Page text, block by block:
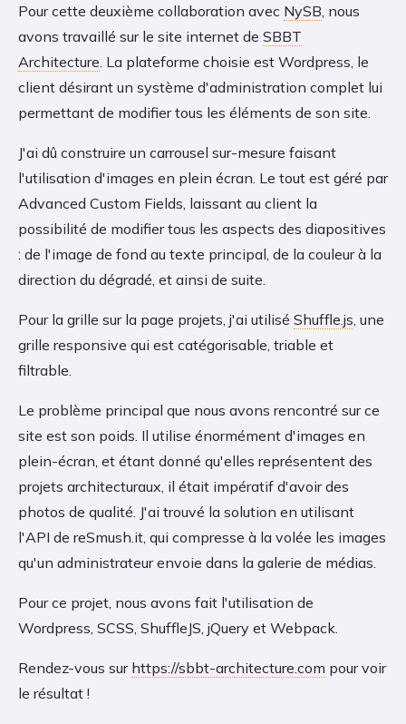
Pour cette deuxième collaboration avec NySB , nous
avons travaillé sur le site internet de SBBT
Architecture . La plateforme choisie est Wordpress, le
client désirant un système d'administration complet lui
permettant de modifier tous les éléments de son site.
J'ai dû construire un carrousel sur-mesure faisant
l'utilisation d'images en plein écran. Le tout est géré par
Advanced Custom Fields, laissant au client la
possibilité de modifier tous les aspects des diapositives
: de l'image de fond au texte principal, de la couleur à la
direction du dégradé, et ainsi de suite.
Pour la grille sur la page projets, j'ai utilisé Shuffle.js , une
grille responsive qui est catégorisable, triable et
filtrable.
Le problème principal que nous avons rencontré sur ce
site est son poids. Il utilise énormément d'images en
plein-écran, et étant donné qu'elles représentent des
projets architecturaux, il était impératif d'avoir des
photos de qualité. J'ai trouvé la solution en utilisant
l'API de reSmush.it, qui compresse à la volée les images
qu'un administrateur envoie dans la galerie de médias.
Pour ce projet, nous avons fait l'utilisation de
Wordpress, SCSS, ShuffleJS, jQuery et Webpack.
Rendez-vous sur https://sbbt-architecture.com pour voir
le résultat !